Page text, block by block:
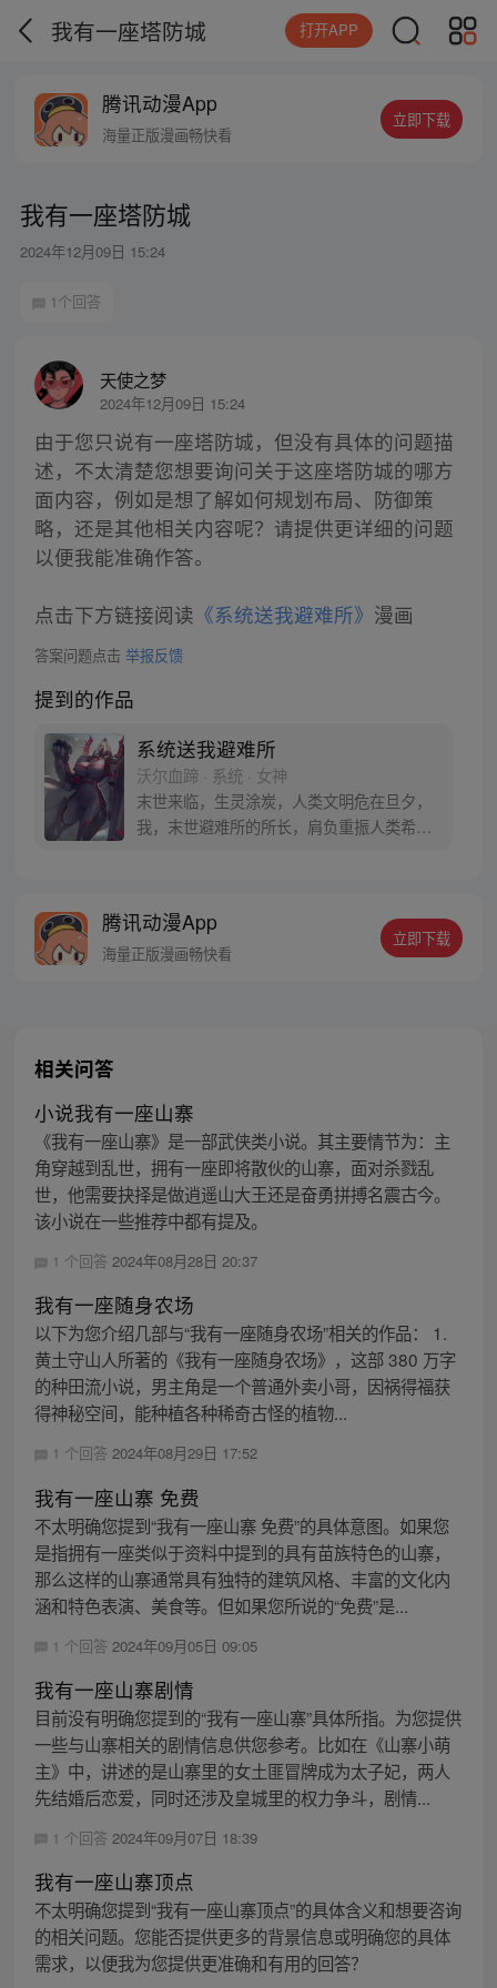
我有一座塔防城 打开APP
腾讯动漫App
海量正版漫画畅快看
立即下载
我有一座塔防城
2024年12月09日 15:24
1个回答
天使之梦
2024年12月09日 15:24
由于您只说有一座塔防城，但没有具体的问题描
述，不太清楚您想要询问关于这座塔防城的哪方
面内容，例如是想了解如何规划布局、防御策
略，还是其他相关内容呢？请提供更详细的问题
以便我能准确作答。
点击下方链接阅读 《系统送我避难所》 漫画
答案问题点击 举报反馈
提到的作品
系统送我避难所
沃尔血蹄 · 系统 · 女神
末世来临，生灵涂炭，人类文明危在旦夕，
我，末世避难所的所长，肩负重振人类希望
周三周五周日更新。请大家多多支持血蹄。
腾讯动漫App
海量正版漫画畅快看
立即下载
相关问答
小说我有一座山寨
《我有一座山寨》是一部武侠类小说。其主要情节为：主
角穿越到乱世，拥有一座即将散伙的山寨，面对杀戮乱
世，他需要抉择是做逍遥山大王还是奋勇拼搏名震古今。
该小说在一些推荐中都有提及。
1 个回答 2024年08月28日 20:37
我有一座随身农场
以下为您介绍几部与“我有一座随身农场”相关的作品： 1.
黄土守山人所著的《我有一座随身农场》，这部 380 万字
的种田流小说，男主角是一个普通外卖小哥，因祸得福获
得神秘空间，能种植各种稀奇古怪的植物...
1 个回答 2024年08月29日 17:52
我有一座山寨 免费
不太明确您提到“我有一座山寨 免费”的具体意图。如果您
是指拥有一座类似于资料中提到的具有苗族特色的山寨，
那么这样的山寨通常具有独特的建筑风格、丰富的文化内
涵和特色表演、美食等。但如果您所说的“免费”是...
1 个回答 2024年09月05日 09:05
我有一座山寨剧情
目前没有明确您提到的“我有一座山寨”具体所指。为您提供
一些与山寨相关的剧情信息供您参考。比如在《山寨小萌
主》中，讲述的是山寨里的女土匪冒牌成为太子妃，两人
先结婚后恋爱，同时还涉及皇城里的权力争斗，剧情...
1 个回答 2024年09月07日 18:39
我有一座山寨顶点
不太明确您提到“我有一座山寨顶点”的具体含义和想要咨询
的相关问题。您能否提供更多的背景信息或明确您的具体
需求，以便我为您提供更准确和有用的回答？